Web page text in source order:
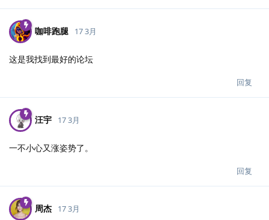
咖啡跑腿 17 3月
这是我找到最好的论坛
回复
汪宇 17 3月
一不小心又涨姿势了。
回复
周杰 17 3月